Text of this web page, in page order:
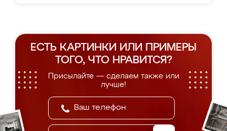
ЕСТЬ КАРТИНКИ ИЛИ ПРИМЕРЫ
ТОГО, ЧТО НРАВИТСЯ?
Присылайте — сделаем также или
лучше!